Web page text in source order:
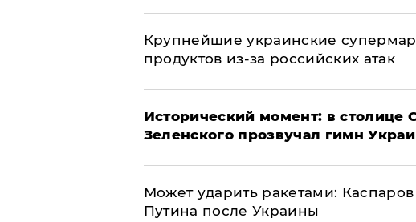
Крупнейшие украинские
продуктов из-за российских атак
Исторический момент: в столице
Зеленского прозвучал гимн
Может ударить ракетами:
Путина после Украины